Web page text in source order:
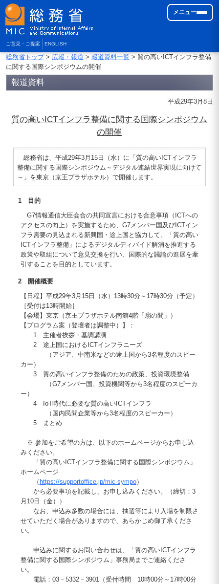
ご意見・ご提案 ENGLISH
メニュー
総務省トップ> 広報・報道 > 報道資料一覧> 質の高いICTインフラ整備
に関する国際シンポジウムの開催
報道資料
平成29年3月8日
質の高いICTインフラ整備に関する国際シンポジウム
の開催
総務省は、平成29年3月15日（水）に「質の高いICTインフラ
整備に関する国際シンポジウム～デジタル連結世界実現に向けて
～」を東京（京王プラザホテル）で開催します。
1 目的
G7情報通信大臣会合の共同宣言における合意事項（ICTへの
アクセスの向上）を実施するため、G7メンバー国及びICTイン
フラ需要の見込まれる新興国・途上国と協力して、「質の高い
ICTインフラ整備」によるデジタルディバイド解消を推進する
政策や取組について意見交換を行い、国際的な議論の進展を牽
引することを目的としています。
2 開催概要
【日程】平成29年3月15日（水）13時30分～17時30分（予定）
［受付は13時開始］
【会場】東京（京王プラザホテル南館4階「扇の間」）
【プログラム案（登壇者は調整中）】：
1 主催者挨拶・基調講演
2 途上国におけるICTインフラニーズ
（アジア、中南米などの途上国から3名程度のスピー
カー）
3 質の高いインフラ整備のための政策、投資環境整備
（G7メンバー国、投資機関等から3名程度のスピーカ
ー）
4 IoT時代に必要な質の高いICTインフラ
（国内民間企業等から3名程度のスピーカー）
5 まとめ
※ 参加をご希望の方は、以下のホームページからお申し込
みください。
「質の高いICTインフラ整備に関する国際シンポジウム」
ホームページ
（ https://supportoffice.jp/mic-sympo）
から必要事項を記載し、お申し込みください。（締切：3
月10日（金））
なお、申込み多数の場合には、抽選等により入場を制限さ
せていただく場合がありますので、あらかじめ御了承くださ
い。
申込みに関するお問い合わせは、「質の高いICTインフラ
整備に関する国際シンポジウム」事務局までご連絡くださ
い。
電話：03－5332－3901（受付時間 10時00分～17時00分